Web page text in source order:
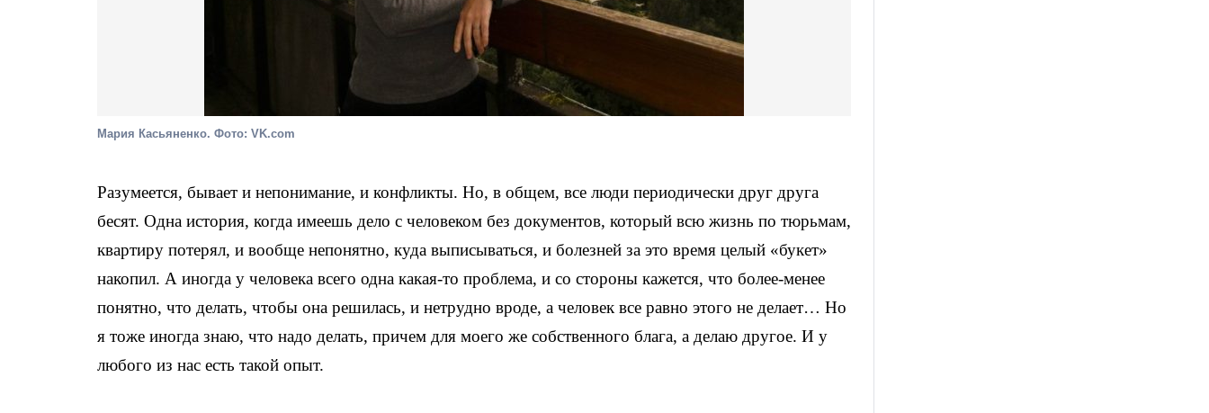
Мария Касьяненко. Фото: VK.com
Разумеется, бывает и непонимание, и конфликты. Но, в общем, все люди периодически друг друга
бесят. Одна история, когда имеешь дело с человеком без документов, который всю жизнь по тюрьмам,
квартиру потерял, и вообще непонятно, куда выписываться, и болезней за это время целый «букет»
накопил. А иногда у человека всего одна какая-то проблема, и со стороны кажется, что более-менее
понятно, что делать, чтобы она решилась, и нетрудно вроде, а человек все равно этого не делает… Но
я тоже иногда знаю, что надо делать, причем для моего же собственного блага, а делаю другое. И у
любого из нас есть такой опыт.